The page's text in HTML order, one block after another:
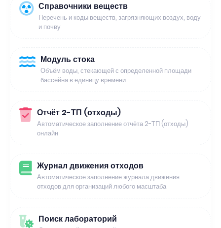
Справочники веществ
Перечень и коды веществ, загрязняющих воздух, воду
и почву
Модуль стока
Объём воды, стекающей с определенной площади
бассейна в единицу времени
Отчёт 2-ТП (отходы)
Автоматическое заполнение отчёта 2-ТП (отходы)
онлайн
Журнал движения отходов
Автоматическое заполнение журнала движения
отходов для организаций любого масштаба
Поиск лабораторий